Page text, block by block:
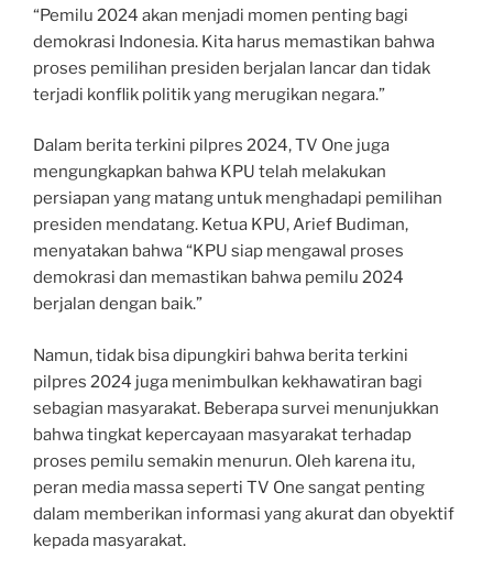
“Pemilu 2024 akan menjadi momen penting bagi
demokrasi Indonesia. Kita harus memastikan bahwa
proses pemilihan presiden berjalan lancar dan tidak
terjadi konflik politik yang merugikan negara.”
Dalam berita terkini pilpres 2024, TV One juga
mengungkapkan bahwa KPU telah melakukan
persiapan yang matang untuk menghadapi pemilihan
presiden mendatang. Ketua KPU, Arief Budiman,
menyatakan bahwa “KPU siap mengawal proses
demokrasi dan memastikan bahwa pemilu 2024
berjalan dengan baik.”
Namun, tidak bisa dipungkiri bahwa berita terkini
pilpres 2024 juga menimbulkan kekhawatiran bagi
sebagian masyarakat. Beberapa survei menunjukkan
bahwa tingkat kepercayaan masyarakat terhadap
proses pemilu semakin menurun. Oleh karena itu,
peran media massa seperti TV One sangat penting
dalam memberikan informasi yang akurat dan obyektif
kepada masyarakat.